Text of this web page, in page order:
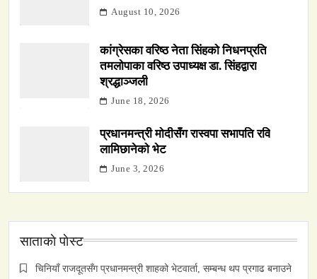
August 10, 2026
कांग्रेसका वरिष्ठ नेता सिंहको निधनप्रति
तमलोपाका वरिष्ठ उपाध्यक्ष डा. सिंहद्वारा
श्रद्धाञ्जली
June 18, 2026
प्रधानमन्त्री मोदीसँग रास्वपा सभापति रवि
लामिछानेको भेट
June 3, 2026
साताकाे पाेस्ट
चिनियाँ राजदूतसँग प्रधानमन्त्री शाहको भेटवार्ता, सम्बन्ध थप प्रगाढ बनाउने